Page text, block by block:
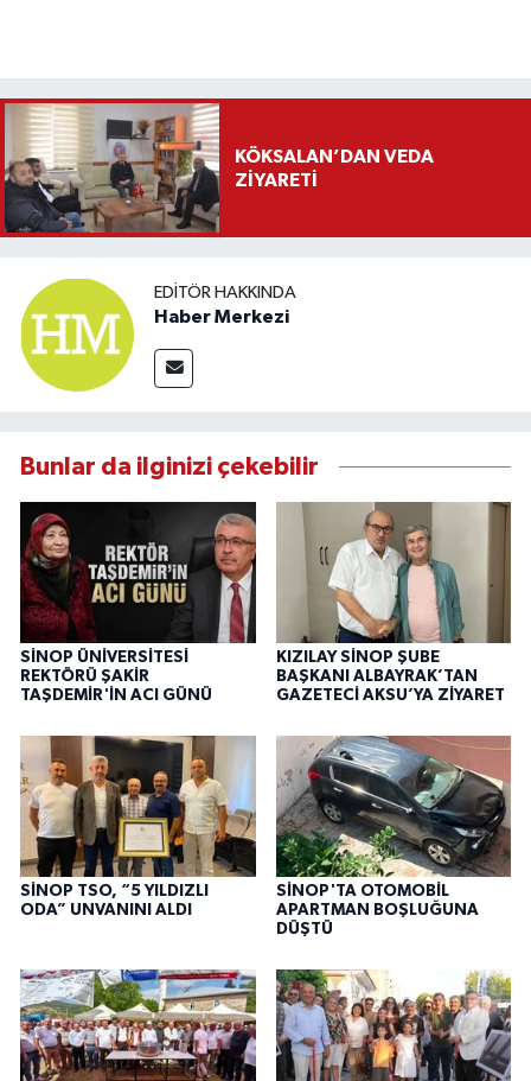
KÖKSALAN’DAN VEDA
ZİYARETİ
EDITÖR HAKKINDA
Haber Merkezi
Bunlar da ilginizi çekebilir
SİNOP ÜNİVERSİTESİ
REKTÖRÜ ŞAKİR
TAŞDEMİR'İN ACI GÜNÜ
KIZILAY SİNOP ŞUBE
BAŞKANI ALBAYRAK’TAN
GAZETECİ AKSU’YA ZİYARET
SİNOP TSO, “5 YILDIZLI
ODA” UNVANINI ALDI
SİNOP'TA OTOMOBİL
APARTMAN BOŞLUĞUNA
DÜŞTÜ